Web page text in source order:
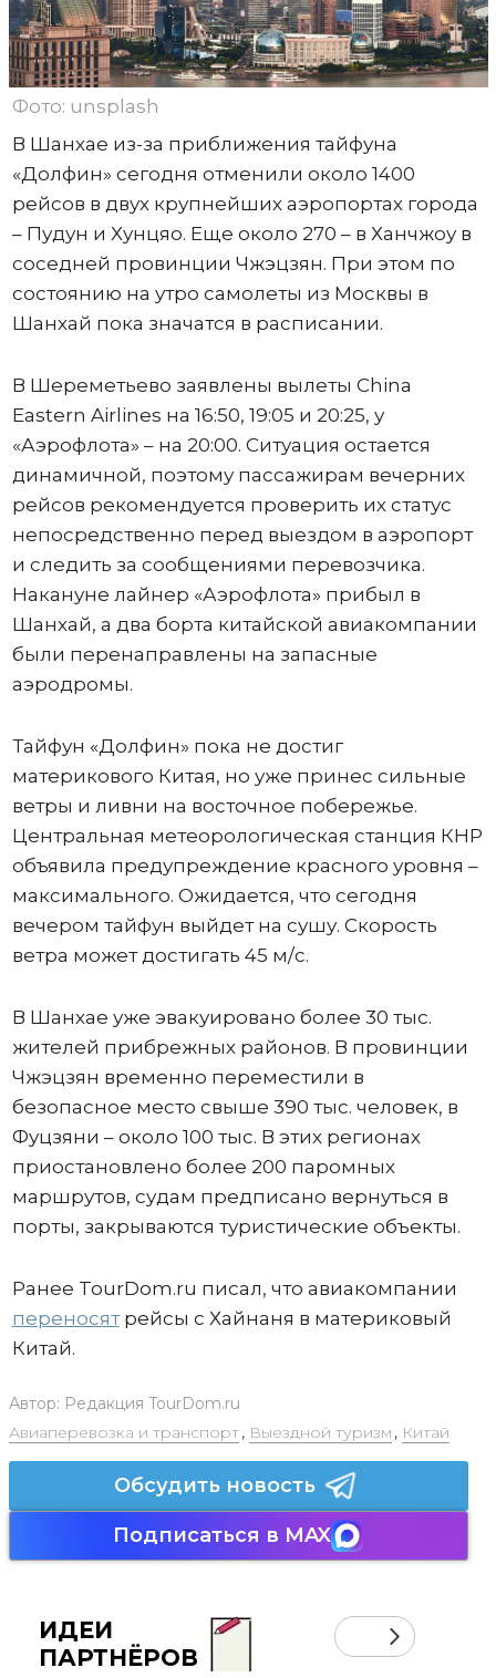
Фото: unsplash
В Шанхае из-за приближения тайфуна
«Долфин» сегодня отменили около 1400
рейсов в двух крупнейших аэропортах города
– Пудун и Хунцяо. Еще около 270 – в Ханчжоу в
соседней провинции Чжэцзян. При этом по
состоянию на утро самолеты из Москвы в
Шанхай пока значатся в расписании.
В Шереметьево заявлены вылеты China
Eastern Airlines на 16:50, 19:05 и 20:25, у
«Аэрофлота» – на 20:00. Ситуация остается
динамичной, поэтому пассажирам вечерних
рейсов рекомендуется проверить их статус
непосредственно перед выездом в аэропорт
и следить за сообщениями перевозчика.
Накануне лайнер «Аэрофлота» прибыл в
Шанхай, а два борта китайской авиакомпании
были перенаправлены на запасные
аэродромы.
Тайфун «Долфин» пока не достиг
материкового Китая, но уже принес сильные
ветры и ливни на восточное побережье.
Центральная метеорологическая станция КНР
объявила предупреждение красного уровня –
максимального. Ожидается, что сегодня
вечером тайфун выйдет на сушу. Скорость
ветра может достигать 45 м/с.
В Шанхае уже эвакуировано более 30 тыс.
жителей прибрежных районов. В провинции
Чжэцзян временно переместили в
безопасное место свыше 390 тыс. человек, в
Фуцзяни – около 100 тыс. В этих регионах
приостановлено более 200 паромных
маршрутов, судам предписано вернуться в
порты, закрываются туристические объекты.
Ранее TourDom.ru писал, что авиакомпании
переносятрейсы с Хайнаня в материковый
Китай.
Автор: Редакция TourDom.ru
Авиаперевозка и транспорт, Выездной туризм , Китай
Обсудить новость
Подписаться в MAX
ИДЕИ
ПАРТНЁРОВ